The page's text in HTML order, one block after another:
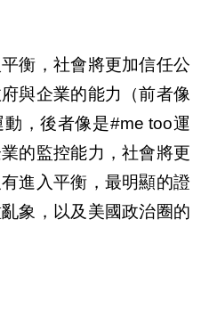
衡，社會將更加信任公
與企業的能力（前者像
，後者像是#me too運
的監控能力，社會將更
進入平衡，最明顯的證
象，以及美國政治圈的